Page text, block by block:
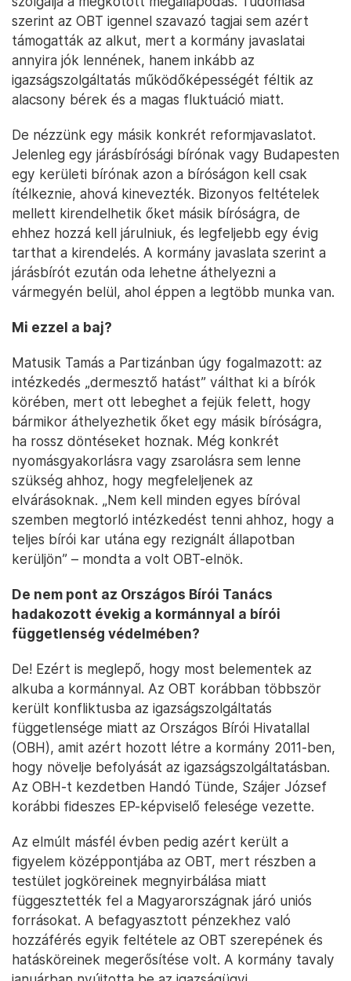
szerint az OBT igennel szavazó tagjai sem azért
támogatták az alkut, mert a kormány javaslatai
annyira jók lennének, hanem inkább az
igazságszolgáltatás működőképességét féltik az
alacsony bérek és a magas fluktuáció miatt.
De nézzünk egy másik konkrét reformjavaslatot.
Jelenleg egy járásbírósági bírónak vagy Budapesten
egy kerületi bírónak azon a bíróságon kell csak
ítélkeznie, ahová kinevezték. Bizonyos feltételek
mellett kirendelhetik őket másik bíróságra, de
ehhez hozzá kell járulniuk, és legfeljebb egy évig
tarthat a kirendelés. A kormány javaslata szerint a
járásbírót ezután oda lehetne áthelyezni a
vármegyén belül, ahol éppen a legtöbb munka van.
Mi ezzel a baj?
Matusik Tamás a Partizánban úgy fogalmazott: az
intézkedés „dermesztő hatást” válthat ki a bírók
körében, mert ott lebeghet a fejük felett, hogy
bármikor áthelyezhetik őket egy másik bíróságra,
ha rossz döntéseket hoznak. Még konkrét
nyomásgyakorlásra vagy zsarolásra sem lenne
szükség ahhoz, hogy megfeleljenek az
elvárásoknak. „Nem kell minden egyes bíróval
szemben megtorló intézkedést tenni ahhoz, hogy a
teljes bírói kar utána egy rezignált állapotban
kerüljön” – mondta a volt OBT-elnök.
De nem pont az Országos Bírói Tanács
hadakozott évekig a kormánnyal a bírói
függetlenség védelmében?
De! Ezért is meglepő, hogy most belementek az
alkuba a kormánnyal. Az OBT korábban többször
került konfliktusba az igazságszolgáltatás
függetlensége miatt az Országos Bírói Hivatallal
(OBH), amit azért hozott létre a kormány 2011-ben,
hogy növelje befolyását az igazságszolgáltatásban.
Az OBH-t kezdetben Handó Tünde, Szájer József
korábbi fideszes EP-képviselő felesége vezette.
Az elmúlt másfél évben pedig azért került a
figyelem középpontjába az OBT, mert részben a
testület jogköreinek megnyirbálása miatt
függesztették fel a Magyarországnak járó uniós
forrásokat. A befagyasztott pénzekhez való
hozzáférés egyik feltétele az OBT szerepének és
hatásköreinek megerősítése volt. A kormány tavaly